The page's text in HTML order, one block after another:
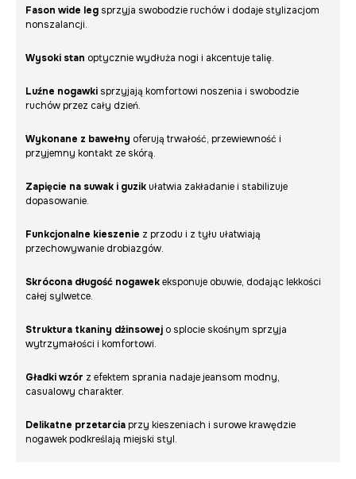
Fason wide leg sprzyja swobodzie ruchów i dodaje stylizacjom
nonszalancji.
Wysoki stan optycznie wydłuża nogi i akcentuje talię.
Luźne nogawki sprzyjają komfortowi noszenia i swobodzie
ruchów przez cały dzień.
Wykonane z bawełny oferują trwałość, przewiewność i
przyjemny kontakt ze skórą.
Zapięcie na suwak i guzik ułatwia zakładanie i stabilizuje
dopasowanie.
Funkcjonalne kieszenie z przodu i z tyłu ułatwiają
przechowywanie drobiazgów.
Skrócona długość nogawekeksponuje obuwie, dodając lekkości
całej sylwetce.
Struktura tkaniny dżinsowej o splocie skośnym sprzyja
wytrzymałości i komfortowi.
Gładki wzór z efektem sprania nadaje jeansom modny,
casualowy charakter.
Delikatne przetarcia przy kieszeniach i surowe krawędzie
nogawek podkreślają miejski styl.